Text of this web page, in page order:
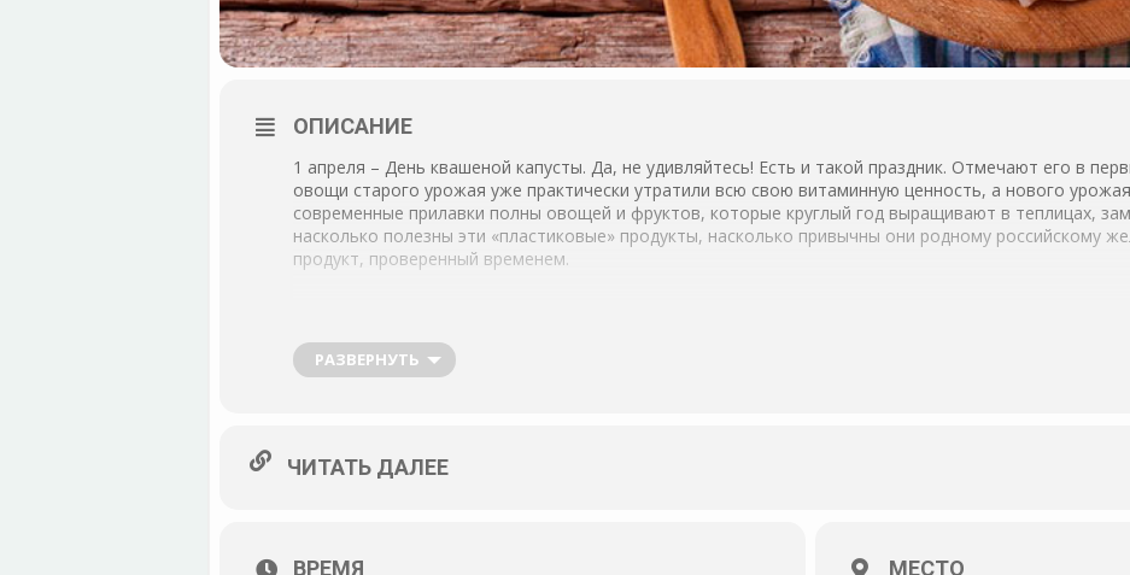
ОПИСАНИЕ
1 апреля – День квашеной капусты. Да, не удивляйтесь! Есть и такой праздник. Отмечают его в
овощи старого урожая уже практически утратили всю свою витаминную ценность, а нового
современные прилавки полны овощей и фруктов, которые круглый год выращивают в теплицах,
насколько полезны эти «пластиковые» продукты, насколько привычны они родному российскому
продукт, проверенный временем.
РАЗВЕРНУТЬ
ЧИТАТЬ ДАЛЕЕ
ВРЕМЯ МЕСТО